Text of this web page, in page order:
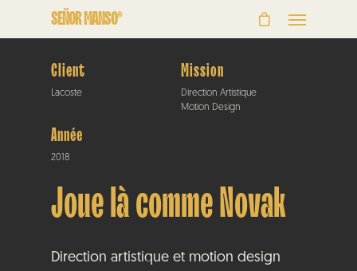
SEÑOR MANSO®
Client
Lacoste
Année
2018
Mission
Direction Artistique
Motion Design
Joue là comme Novak
Direction artistique et motion design